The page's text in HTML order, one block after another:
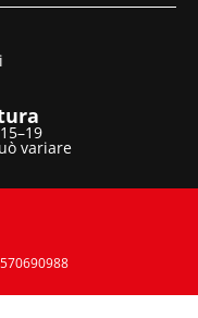
variare